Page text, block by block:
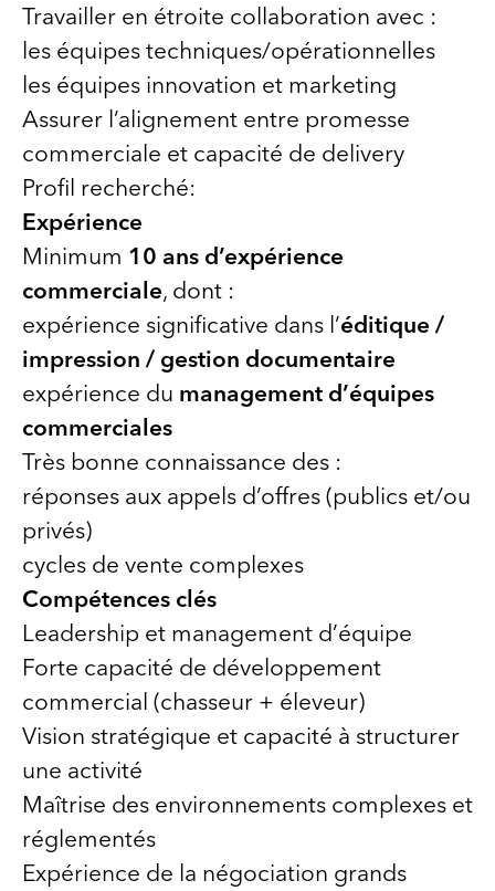
Travailler en étroite collaboration avec :
les équipes techniques/opérationnelles
les équipes innovation et marketing
Assurer l’alignement entre promesse
commerciale et capacité de delivery
Profil recherché:
Expérience
Minimum 10 ans d’expérience
commerciale, dont :
expérience significative dans l’éditique /
impression / gestion documentaire
expérience du management d’équipes
commerciales
Très bonne connaissance des :
réponses aux appels d’offres (publics et/ou
privés)
cycles de vente complexes
Compétences clés
Leadership et management d’équipe
Forte capacité de développement
commercial (chasseur + éleveur)
Vision stratégique et capacité à structurer
une activité
Maîtrise des environnements complexes et
réglementés
Expérience de la négociation grands